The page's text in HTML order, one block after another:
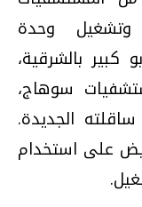
وتشغيل وحدة
بالشرقية،
سوهاج،
الجديدة.
على استخدام